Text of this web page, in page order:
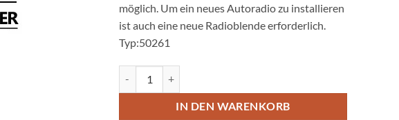
möglich. Um ein neues Autoradio zu installieren
ist auch eine neue Radioblende erforderlich.
Typ:50261
IN DEN WARENKORB